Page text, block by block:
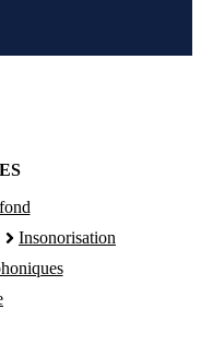
Insonorisation